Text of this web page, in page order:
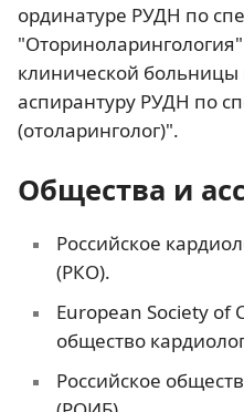
ординатуре РУДН по
клинической
аспирантуру РУДН по
(отоларинголог)".
Общества и
Российское
(РКО).
European Society of
общество
Российское